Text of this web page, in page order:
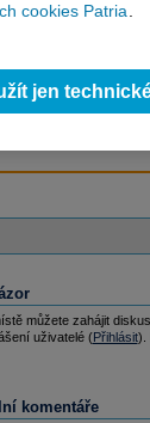
servis,
avaluace,
můžete zahájit
uživatelé (Přihlásit).
komentáře
cookies Patria
jen